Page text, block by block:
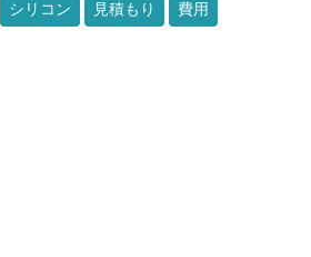
シリコン 見積もり 費用